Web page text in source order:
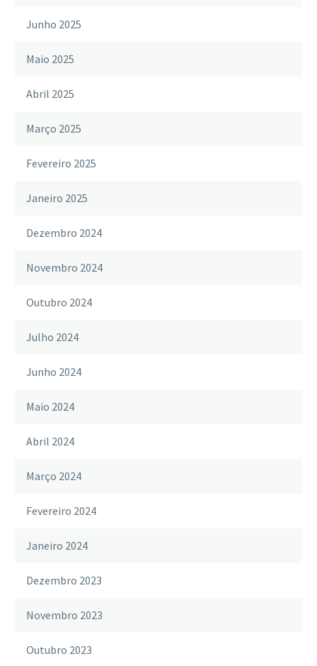
Junho 2025
Maio 2025
Abril 2025
Março 2025
Fevereiro 2025
Janeiro 2025
Dezembro 2024
Novembro 2024
Outubro 2024
Julho 2024
Junho 2024
Maio 2024
Abril 2024
Março 2024
Fevereiro 2024
Janeiro 2024
Dezembro 2023
Novembro 2023
Outubro 2023